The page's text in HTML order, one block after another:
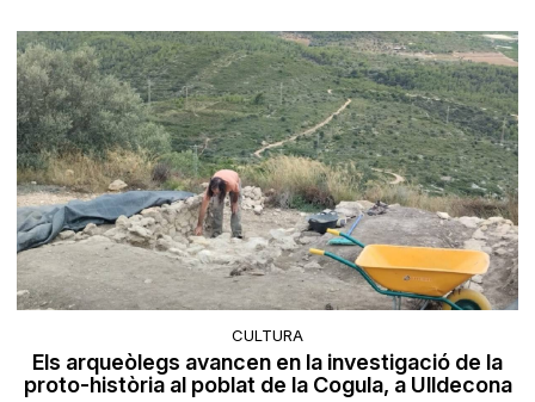
CULTURA
Els arqueòlegs avancen en la investigació de la
proto-història al poblat de la Cogula, a Ulldecona